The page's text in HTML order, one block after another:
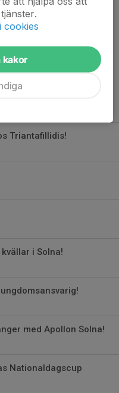
Triantafillidis!
i Solna!
med Apollon Solna!
Nationaldagscup
cookies
kakor